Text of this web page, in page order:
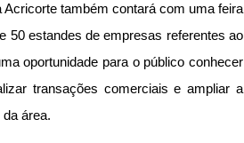
também contará com uma feira
50 estandes de empresas referentes ao
oportunidade para o público conhecer
transações comerciais e ampliar a
área.